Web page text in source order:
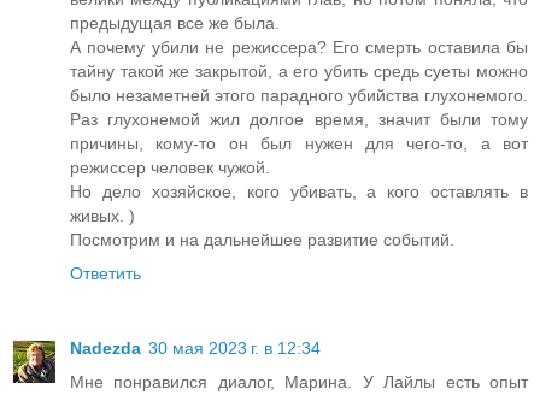
предыдущая все же была.
А почему убили не режиссера? Его смерть оставила бы
тайну такой же закрытой, а его убить средь суеты можно
было незаметней этого парадного убийства глухонемого.
Раз глухонемой жил долгое время, значит были тому
причины, кому-то он был нужен для чего-то, а вот
режиссер человек чужой.
Но дело хозяйское, кого убивать, а кого оставлять в
живых. )
Посмотрим и на дальнейшее развитие событий.
Ответить
Nadezda 30 мая 2023 г. в 12:34
Мне понравился диалог, Марина. У Лайлы есть опыт